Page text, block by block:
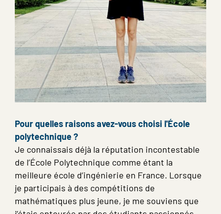
Pour quelles raisons avez-vous choisi l'École
polytechnique ?
Je connaissais déjà la réputation incontestable
de l’École Polytechnique comme étant la
meilleure école d’ingénierie en France. Lorsque
je participais à des compétitions de
mathématiques plus jeune, je me souviens que